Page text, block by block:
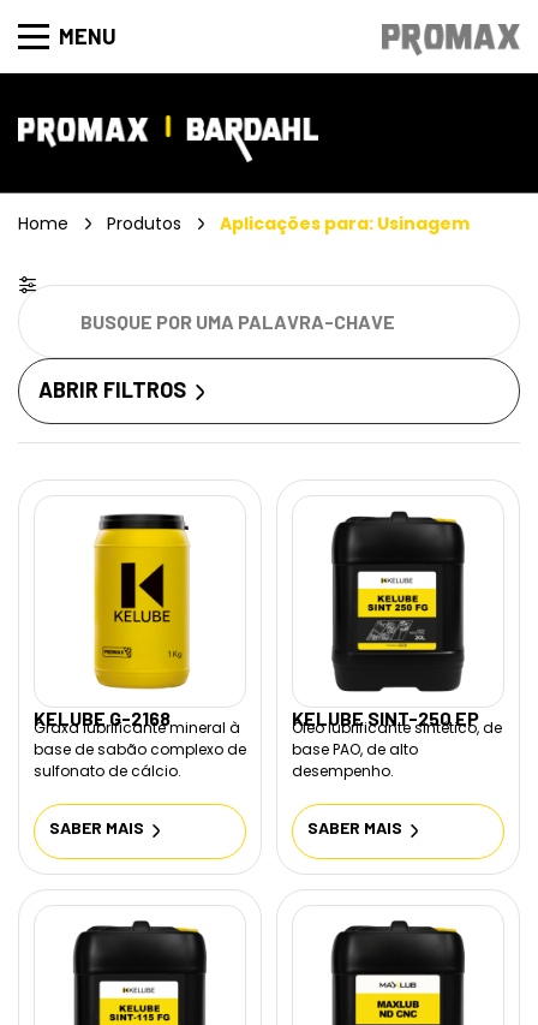
MENU
Home Produtos Aplicações para: Usinagem
ABRIR FILTROS
KELUBE G-2168
Graxa lubrificante mineral à
base de sabão complexo de
sulfonato de cálcio.
SABER MAIS
KELUBE SINT-250 EP
Óleo lubrificante sintético, de
base PAO, de alto
desempenho.
SABER MAIS